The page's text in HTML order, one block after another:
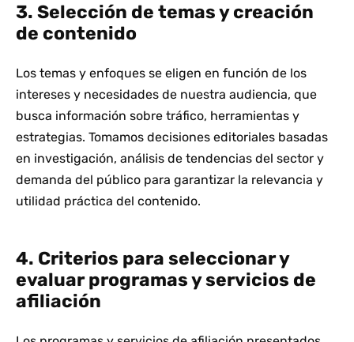
3. Selección de temas y creación
de contenido
Los temas y enfoques se eligen en función de los
intereses y necesidades de nuestra audiencia, que
busca información sobre tráfico, herramientas y
estrategias. Tomamos decisiones editoriales basadas
en investigación, análisis de tendencias del sector y
demanda del público para garantizar la relevancia y
utilidad práctica del contenido.
4. Criterios para seleccionar y
evaluar programas y servicios de
afiliación